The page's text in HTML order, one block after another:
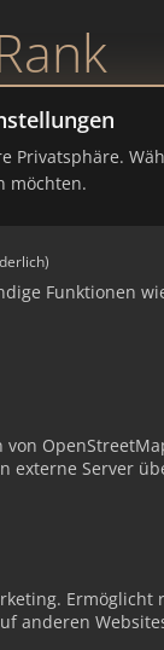
Privatsphäre.
möchten.
Funktionen
externe Server
Ermöglicht
anderen
Juli
473
/ FIRMA